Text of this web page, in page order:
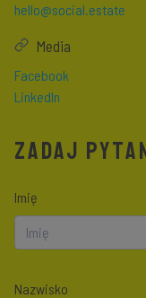
ZADAJ
Imię
Nazwisko
hello@social.estate
Media
Facebook
LinkedIn